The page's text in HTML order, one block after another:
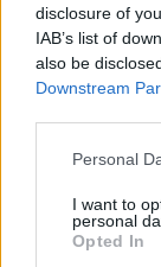
disclosure of
IAB’s list of
also be
Downstream
Please note
not limited to
grant or deny
use your data
Personal
I want to
personal
Opted In
evitare
Roberto Capelli · 2